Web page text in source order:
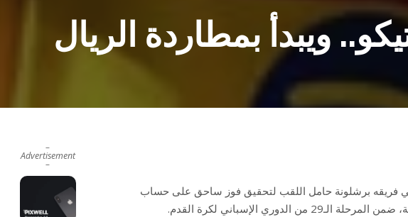
ويبدأ بمطاردة الريال
فريقه برشلونة حامل اللقب لتحقيق فوز ساحق على حساب
الدوري الإسباني لكرة القدم.
–
Advertisement
–